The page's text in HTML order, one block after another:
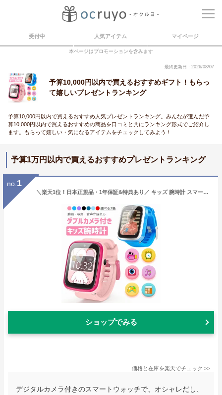
受付中 人気アイテム マイページ
本ページはプロモーションを含みます
最終更新日：2026/08/07
予算10,000円以内で買えるおすすめギフト！もらっ
て嬉しいプレゼントランキング
予算10,000円以内で買えるおすすめ人気プレゼントランキング。みんなが選んだ予
算10,000円以内で買えるおすすめの商品を口コミと共にランキング形式でご紹介し
ます。もらって嬉しい・気になるアイテムをチェックしてみよう！
予算1万円以内で買えるおすすめプレゼントランキング
no. 1
＼楽天1位！日本正規品・1年保証&特典あり／ キッズ 腕時計 スマートウォッチ 子供 腕時計 32GB 35万画素 カメラ 大画面 録画録音 ゲーム 音楽 アラーム 歩数計 知育玩具 4歳 5歳 6歳 7歳 8歳 9歳 10歳 男の子 女の子 おもちゃ 小学生 子供 誕生日 クリスマスプレゼント 人気
ショップでみる
価格と在庫を楽天でチェック >>
デジタルカメラ付きのスマートウォッチで、オシャレだし、